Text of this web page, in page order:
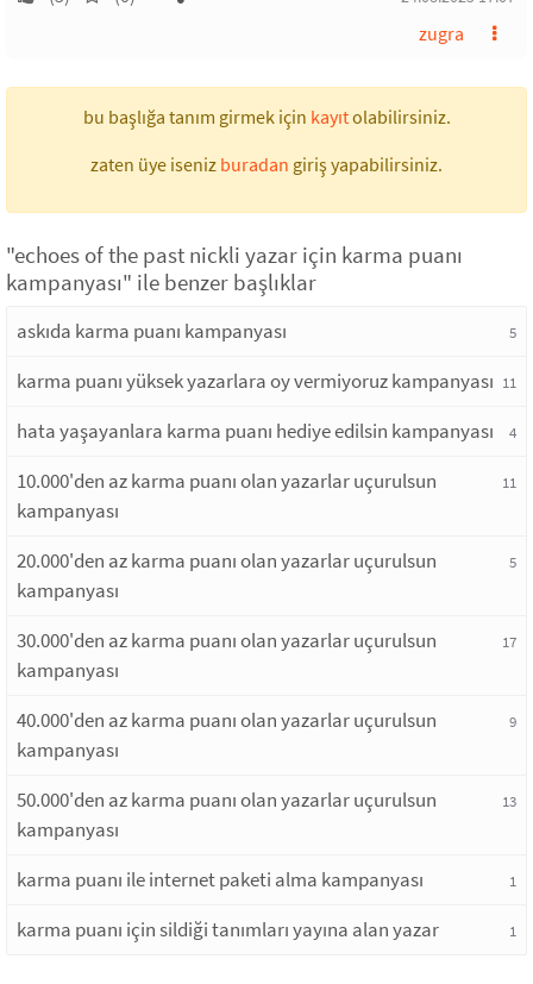
zugra
bu başlığa tanım girmek için kayıtolabilirsiniz.
zaten üye iseniz buradan giriş yapabilirsiniz.
"echoes of the past nickli yazar için karma puanı
kampanyası" ile benzer başlıklar
askıda karma puanı kampanyası 5
karma puanı yüksek yazarlara oy vermiyoruz kampanyası 11
hata yaşayanlara karma puanı hediye edilsin kampanyası 4
10.000'den az karma puanı olan yazarlar uçurulsun
kampanyası
11
20.000'den az karma puanı olan yazarlar uçurulsun
kampanyası
5
30.000'den az karma puanı olan yazarlar uçurulsun
kampanyası
17
40.000'den az karma puanı olan yazarlar uçurulsun
kampanyası
9
50.000'den az karma puanı olan yazarlar uçurulsun
kampanyası
13
karma puanı ile internet paketi alma kampanyası 1
karma puanı için sildiği tanımları yayına alan yazar 1